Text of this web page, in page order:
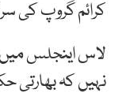
کرائم گروپ کی
لاس اینجلس میں
نہیں کہ بھارتی